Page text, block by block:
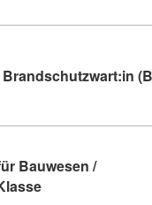
Bauwesen /
Kursdetail: